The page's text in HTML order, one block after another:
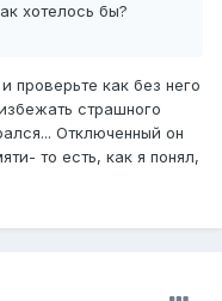
хотелось бы?
проверьте как без него
страшного
Отключенный он
то есть, как я понял,